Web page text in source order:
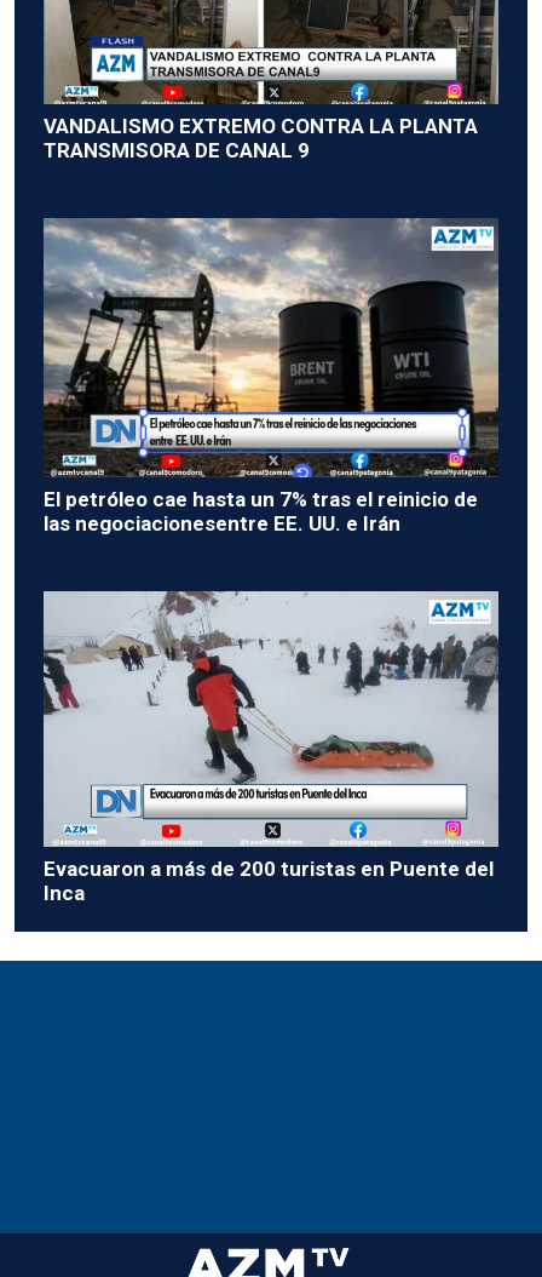
VANDALISMO EXTREMO CONTRA LA PLANTA
TRANSMISORA DE CANAL 9
El petróleo cae hasta un 7% tras el reinicio de
las negociacionesentre EE. UU. e Irán
Evacuaron a más de 200 turistas en Puente del
Inca